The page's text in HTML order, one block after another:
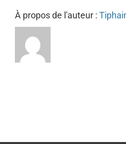
À propos de l'auteur :